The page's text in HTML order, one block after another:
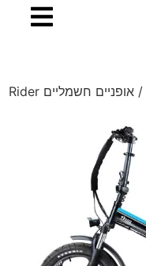
/ אופניים חשמליים Rider